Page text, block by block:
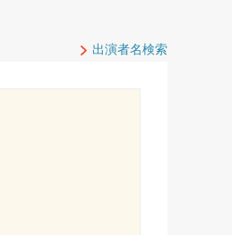
出演者名検索